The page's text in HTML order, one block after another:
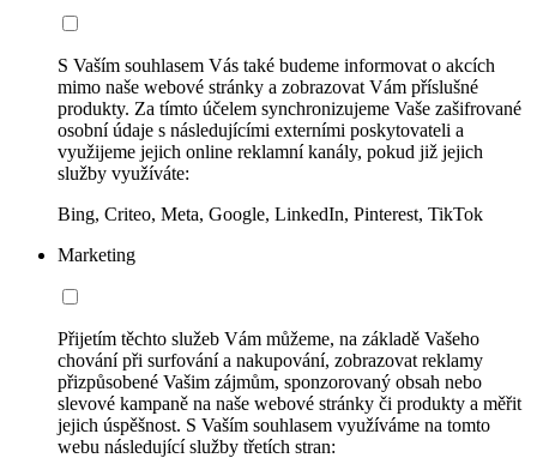
S Vaším souhlasem Vás také budeme informovat o akcích
mimo naše webové stránky a zobrazovat Vám příslušné
produkty. Za tímto účelem synchronizujeme Vaše zašifrované
osobní údaje s následujícími externími poskytovateli a
využijeme jejich online reklamní kanály, pokud již jejich
služby využíváte:
Bing, Criteo, Meta, Google, LinkedIn, Pinterest, TikTok
Marketing
Přijetím těchto služeb Vám můžeme, na základě Vašeho
chování při surfování a nakupování, zobrazovat reklamy
přizpůsobené Vašim zájmům, sponzorovaný obsah nebo
slevové kampaně na naše webové stránky či produkty a měřit
jejich úspěšnost. S Vaším souhlasem využíváme na tomto
webu následující služby třetích stran: